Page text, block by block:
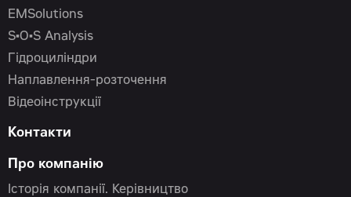
EMSolutions
S•O•S Analysis
Гідроциліндри
Наплавлення-розточення
Відеоінструкції
Контакти
Про компанію
Історія компанії. Керівництво